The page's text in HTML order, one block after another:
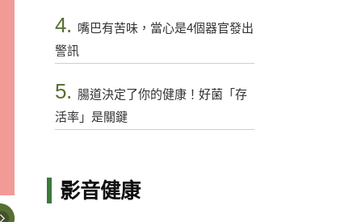
4. 嘴巴有苦味，當心是4個器官發出
警訊
5. 腸道決定了你的健康！好菌「存
活率」是關鍵
影音健康